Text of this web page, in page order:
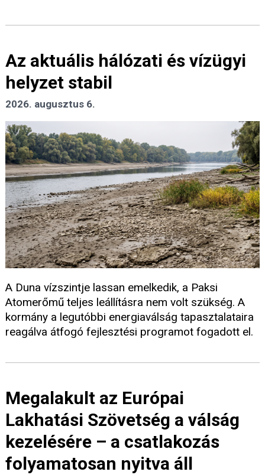
Az aktuális hálózati és vízügyi
helyzet stabil
2026. augusztus 6.
A Duna vízszintje lassan emelkedik, a Paksi
Atomerőmű teljes leállításra nem volt szükség. A
kormány a legutóbbi energiaválság tapasztalataira
reagálva átfogó fejlesztési programot fogadott el.
Megalakult az Európai
Lakhatási Szövetség a válság
kezelésére – a csatlakozás
folyamatosan nyitva áll